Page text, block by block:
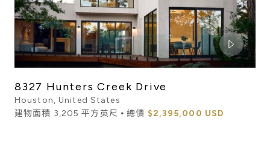
8327 Hunters Creek Drive
Houston, United States
建物面積 3,205 平方英尺 ⦁ 總價 $2,395,000 USD